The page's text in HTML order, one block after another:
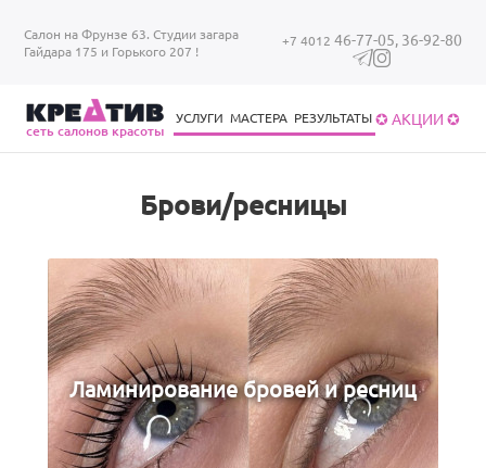
Салон на Фрунзе 63. Студии загара
Гайдара 175 и Горького 207 !
+7 4012 46-77-05, 36-92-80
cеть салонов красоты
УСЛУГИ МАСТЕРА РЕЗУЛЬТАТЫ✪ АКЦИИ ✪
Брови/ресницы
Ламинирование бровей и ресниц